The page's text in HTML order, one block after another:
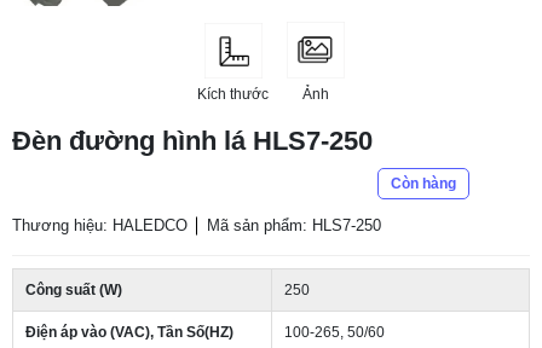
Kích thước Ảnh
Đèn đường hình lá HLS7-250
Còn hàng
Thương hiệu: HALEDCO Mã sản phẩm: HLS7-250
Công suất (W) 250
Điện áp vào (VAC), Tần Số(HZ) 100-265, 50/60